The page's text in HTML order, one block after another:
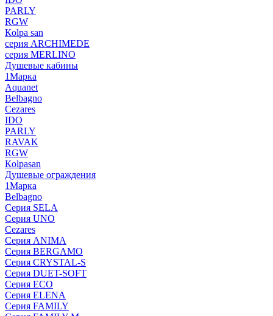
PARLY
RGW
Кolpa san
серия ARCHIMEDE
серия MERLINO
Душевые кабины
1Марка
Aquanet
Belbagno
Cezares
IDO
PARLY
RAVAK
RGW
Кolpasan
Душевые ограждения
1Марка
Belbagno
Серия SELA
Серия UNO
Cezares
Серия ANIMA
Серия BERGAMO
Серия CRYSTAL-S
Серия DUET-SOFT
Серия ECO
Серия ELENA
Серия FAMILY